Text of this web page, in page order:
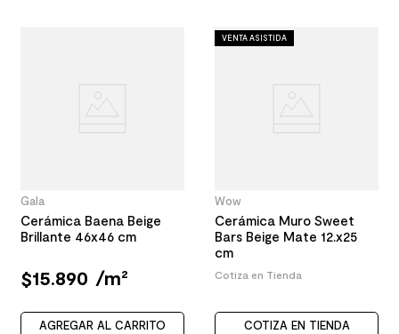
Gala
Cerámica Baena Beige
Brillante 46x46 cm
$15.890 /m²
AGREGAR AL CARRITO
VENTA ASISTIDA
Wow
Cerámica Muro Sweet
Bars Beige Mate 12.x25
cm
Cotiza en Tienda
COTIZA EN TIENDA